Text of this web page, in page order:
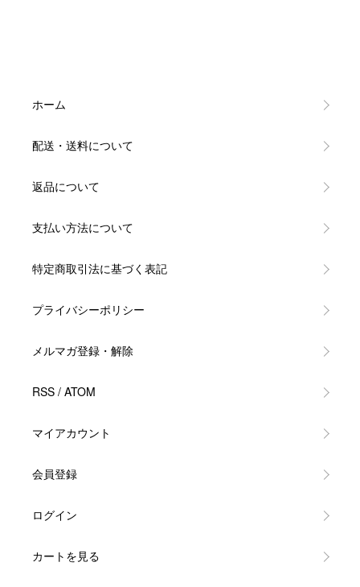
ホーム
配送・送料について
返品について
支払い方法について
特定商取引法に基づく表記
プライバシーポリシー
メルマガ登録・解除
RSS / ATOM
マイアカウント
会員登録
ログイン
カートを見る